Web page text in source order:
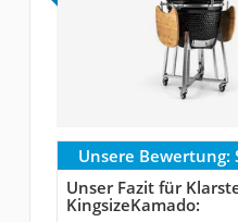
Unsere Bewertung:
Unser Fazit für
KingsizeKamado: